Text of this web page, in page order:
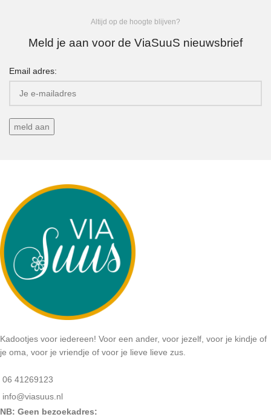
Altijd op de hoogte blijven?
Meld je aan voor de ViaSuuS nieuwsbrief
Email adres:
Kadootjes voor iedereen! Voor een ander, voor jezelf, voor je kindje of
je oma, voor je vriendje of voor je lieve lieve zus.
06 41269123
info@viasuus.nl
NB: Geen bezoekadres: